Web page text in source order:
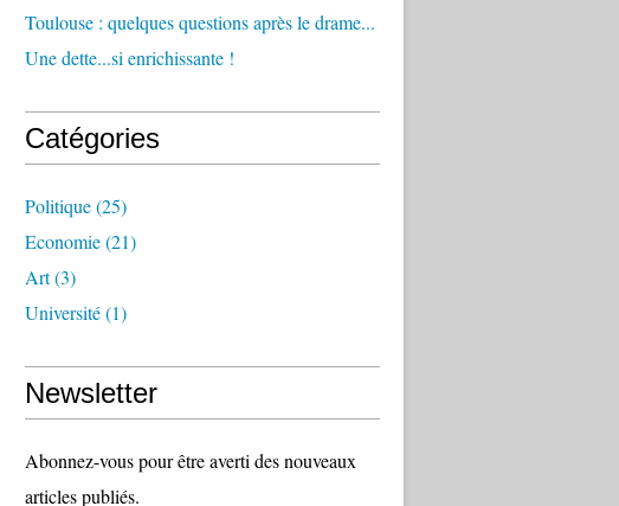
Toulouse : quelques questions après le drame...
Une dette...si enrichissante !
Catégories
Politique(25)
Economie(21)
Art(3)
Université(1)
Newsletter
Abonnez-vous pour être averti des nouveaux
articles publiés.